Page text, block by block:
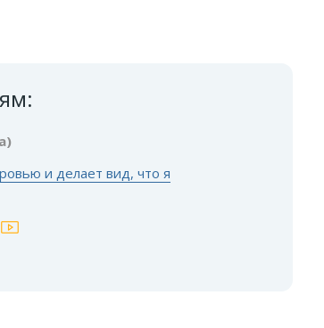
и делает вид, что я